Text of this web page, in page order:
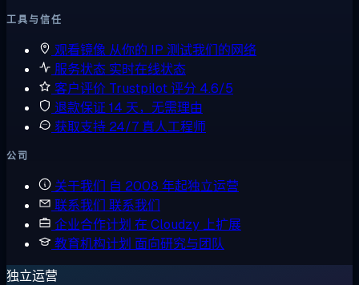
工具与信任
观看镜像 从你的 IP 测试我们的网络
服务状态 实时在线状态
客户评价 Trustpilot 评分 4.6/5
退款保证 14 天，无需理由
获取支持 24/7 真人工程师
公司
关于我们 自 2008 年起独立运营
联系我们 联系我们
企业合作计划 在 Cloudzy 上扩展
教育机构计划 面向研究与团队
独立运营